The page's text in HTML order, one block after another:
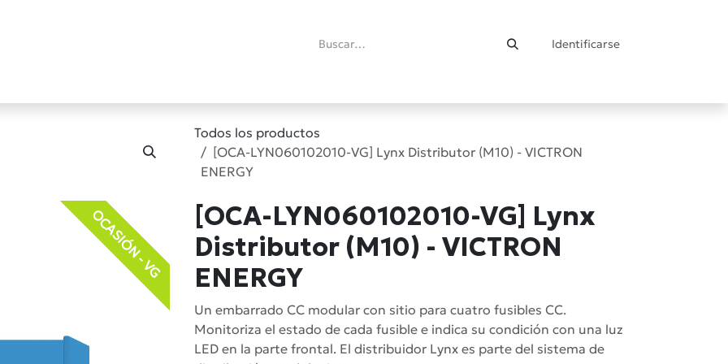
Identificarse
Todos los productos
[OCA-LYN060102010-VG] Lynx Distributor (M10) - VICTRON
ENERGY
OCASIÓN - VG
[OCA-LYN060102010-VG] Lynx
Distributor (M10) - VICTRON
ENERGY
Un embarrado CC modular con sitio para cuatro fusibles CC.
Monitoriza el estado de cada fusible e indica su condición con una luz
LED en la parte frontal. El distribuidor Lynx es parte del sistema de